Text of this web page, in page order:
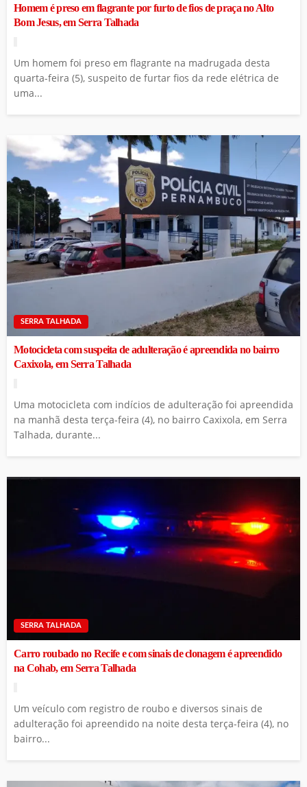
Homem é preso em flagrante por furto de fios de praça no Alto
Bom Jesus, em Serra Talhada
Um homem foi preso em flagrante na madrugada desta
quarta-feira (5), suspeito de furtar fios da rede elétrica de
uma...
SERRA TALHADA
Motocicleta com suspeita de adulteração é apreendida no bairro
Caxixola, em Serra Talhada
Uma motocicleta com indícios de adulteração foi apreendida
na manhã desta terça-feira (4), no bairro Caxixola, em Serra
Talhada, durante...
SERRA TALHADA
Carro roubado no Recife e com sinais de clonagem é apreendido
na Cohab, em Serra Talhada
Um veículo com registro de roubo e diversos sinais de
adulteração foi apreendido na noite desta terça-feira (4), no
bairro...